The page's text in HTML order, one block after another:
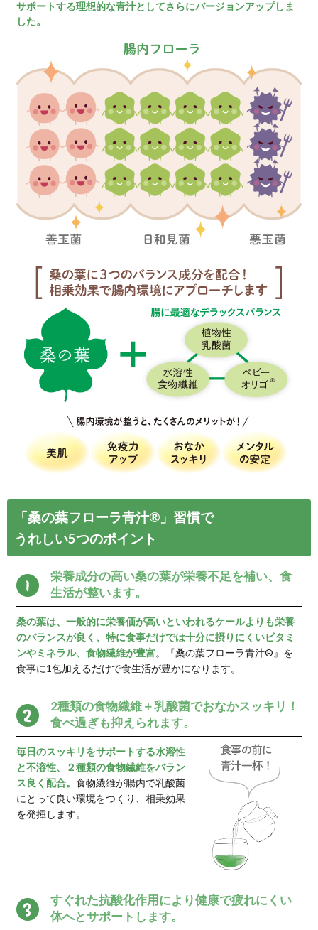
※定期コースの製品は、3回以上
す。(解約はお受け取り4回目か
※2回目以降も割引価格（税込￥
今日からのインナーケ
青汁習慣をはじめよう
「スキンケアの効果がなかな
と感じていたら、ぜひ青汁で